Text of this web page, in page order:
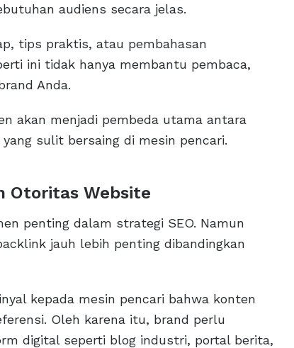
audiens secara jelas.
tips praktis, atau pembahasan
ini tidak hanya membantu pembaca,
Anda.
akan menjadi pembeda utama antara
sulit bersaing di mesin pencari.
Otoritas Website
penting dalam strategi SEO. Namun
jauh lebih penting dibandingkan
kepada mesin pencari bahwa konten
Oleh karena itu, brand perlu
digital seperti blog industri, portal berita,